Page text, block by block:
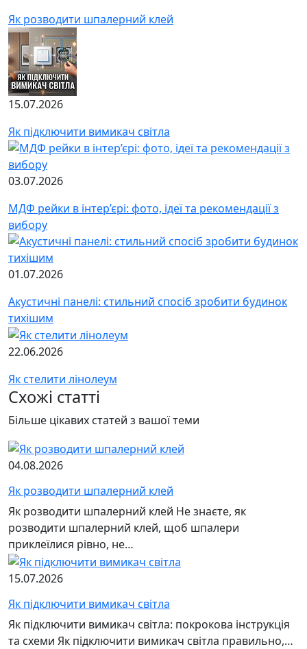
Як розводити шпалерний клей
15.07.2026
Як підключити вимикач світла
03.07.2026
МДФ рейки в інтер’єрі: фото, ідеї та рекомендації з
вибору
01.07.2026
Акустичні панелі: стильний спосіб зробити будинок
тихішим
22.06.2026
Як стелити лінолеум
Схожі статті
Більше цікавих статей з вашої теми
04.08.2026
Як розводити шпалерний клей
Як розводити шпалерний клей Не знаєте, як
розводити шпалерний клей, щоб шпалери
приклеїлися рівно, не…
15.07.2026
Як підключити вимикач світла
Як підключити вимикач світла: покрокова інструкція
та схеми Як підключити вимикач світла правильно,…